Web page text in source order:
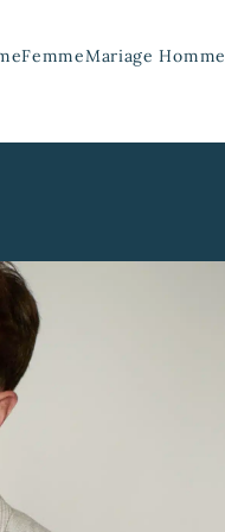
FemmeMariage Homme